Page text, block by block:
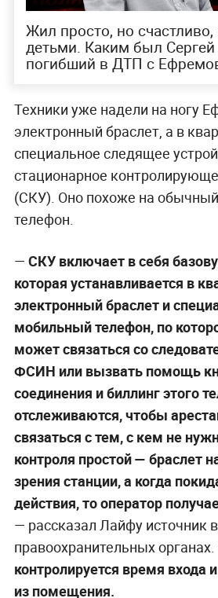
Жил просто, но счастливо,
детьми. Каким был Сергей
погибший в ДТП с
Техники уже надели на ногу
электронный браслет, а в
специальное следящее
стационарное
(СКУ). Оно похоже на
телефон.
— СКУ включает в себя
которая устанавливается в
электронный браслет и
мобильный телефон, по
может связаться со
ФСИН или вызвать помощь
соединения и биллинг этого
отслеживаются, чтобы
связаться с тем, с кем не
контроля простой — браслет
зрения станции, а когда
действия, то оператор
— рассказал Лайфу источник в
правоохранительных
контролируется время входа
из помещения.